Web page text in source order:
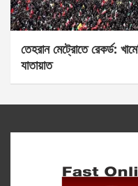
তেহরান মেট্রোতে রেকর্ড:
যাতায়াত